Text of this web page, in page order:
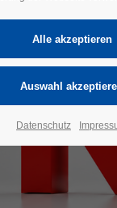
Datenschutz